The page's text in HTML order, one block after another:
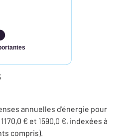
annuelles d'énergie pour
€ et 1590,0 €, indexées à
compris).